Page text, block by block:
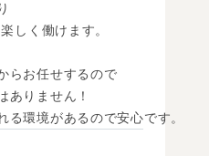
しく働けます。
らお任せするので
ありません！
環境があるので安心です。